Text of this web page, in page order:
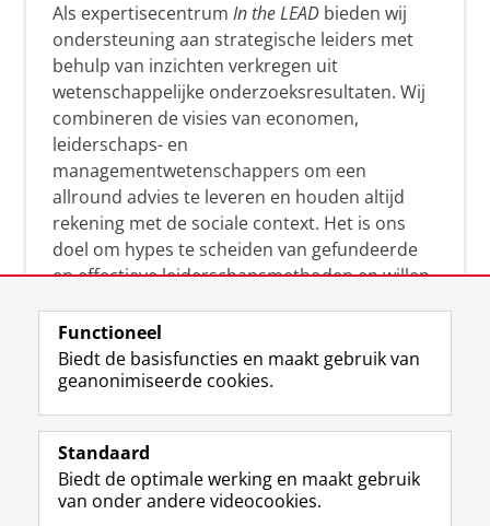
Als expertisecentrum In the LEAD bieden wij
ondersteuning aan strategische leiders met
behulp van inzichten verkregen uit
wetenschappelijke onderzoeksresultaten. Wij
combineren de visies van economen,
leiderschaps- en
managementwetenschappers om een
allround advies te leveren en houden altijd
rekening met de sociale context. Het is ons
doel om hypes te scheiden van gefundeerde
en effectieve leiderschapsmethoden en willen
manier te reageren op economische en
maatschappelijke kwesties. Samen tillen wij
het leiderschap in uw organisatie naar een
Functioneel
Biedt de basisfuncties en maakt gebruik van
geanonimiseerde cookies.
Standaard
Biedt de optimale werking en maakt gebruik
van onder andere videocookies.